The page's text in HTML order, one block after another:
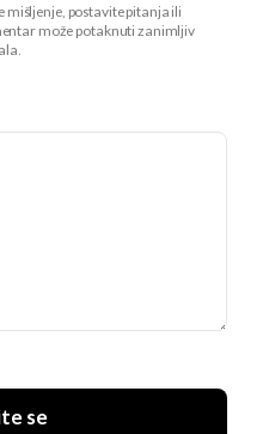
mišljenje, postavite pitanja ili
može potaknuti zanimljiv
se